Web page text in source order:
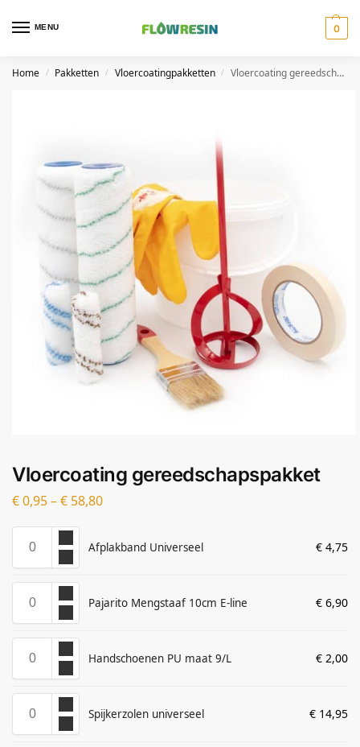
MENU 0
Home / Pakketten / Vloercoatingpakketten / Vloercoating gereedschapspakket
Vloercoating gereedschapspakket
€0,95–€ 58,80
Afplakband Universeel € 4,75
Pajarito Mengstaaf 10cm E-line € 6,90
Handschoenen PU maat 9/L € 2,00
Spijkerzolen universeel € 14,95